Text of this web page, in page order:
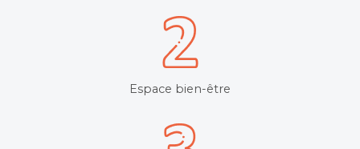
Espace bien-être